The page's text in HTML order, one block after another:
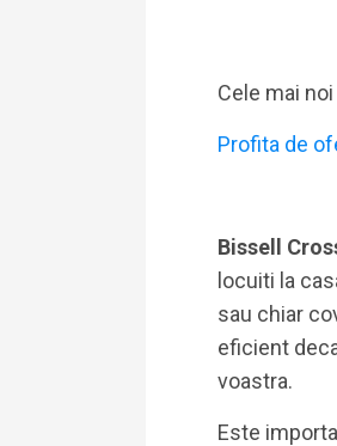
Cele mai
Profita de
Bissell
locuiti la
sau chiar
eficient
voastra.
Este